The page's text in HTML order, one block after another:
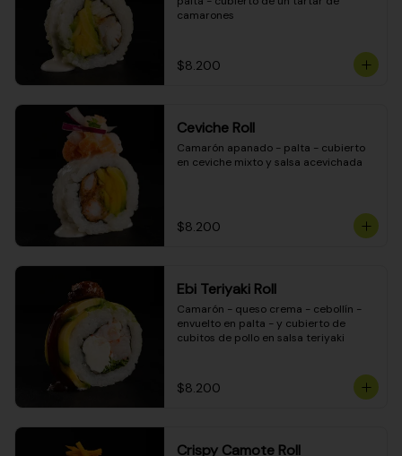
camarones
$8.200
Ceviche Roll
Camarón apanado - palta - cubierto
en ceviche mixto y salsa acevichada
$8.200
Ebi Teriyaki Roll
Camarón - queso crema - cebollín -
envuelto en palta - y cubierto de
cubitos de pollo en salsa teriyaki
$8.200
Crispy Camote Roll